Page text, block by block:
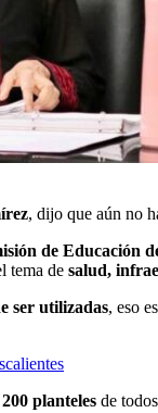
, dijo que aún no
de Educación
tema de salud,
ser utilizadas, eso
planteles de